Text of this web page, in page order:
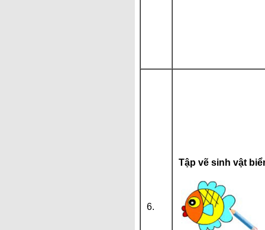
6.
Tập vẽ sinh vật